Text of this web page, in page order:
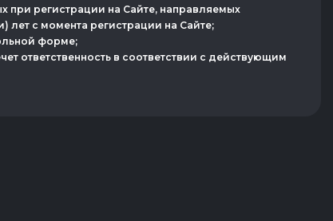
при регистрации на Сайте, направляемых
лет с момента регистрации на Cайте;
форме;
ответственность в соответствии с действующим